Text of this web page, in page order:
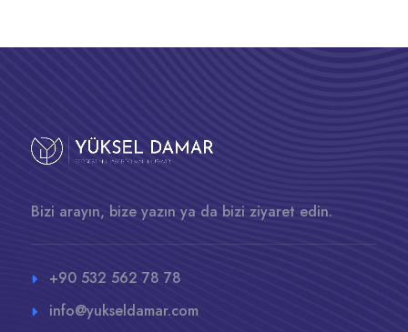
Bizi arayın, bize yazın ya da bizi ziyaret edin.
+90 532 562 78 78
info@yukseldamar.com